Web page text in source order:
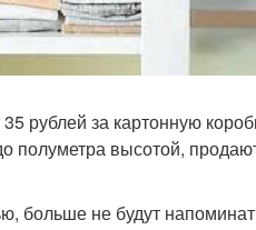
рублей за картонную
полуметра высотой,
больше не будут